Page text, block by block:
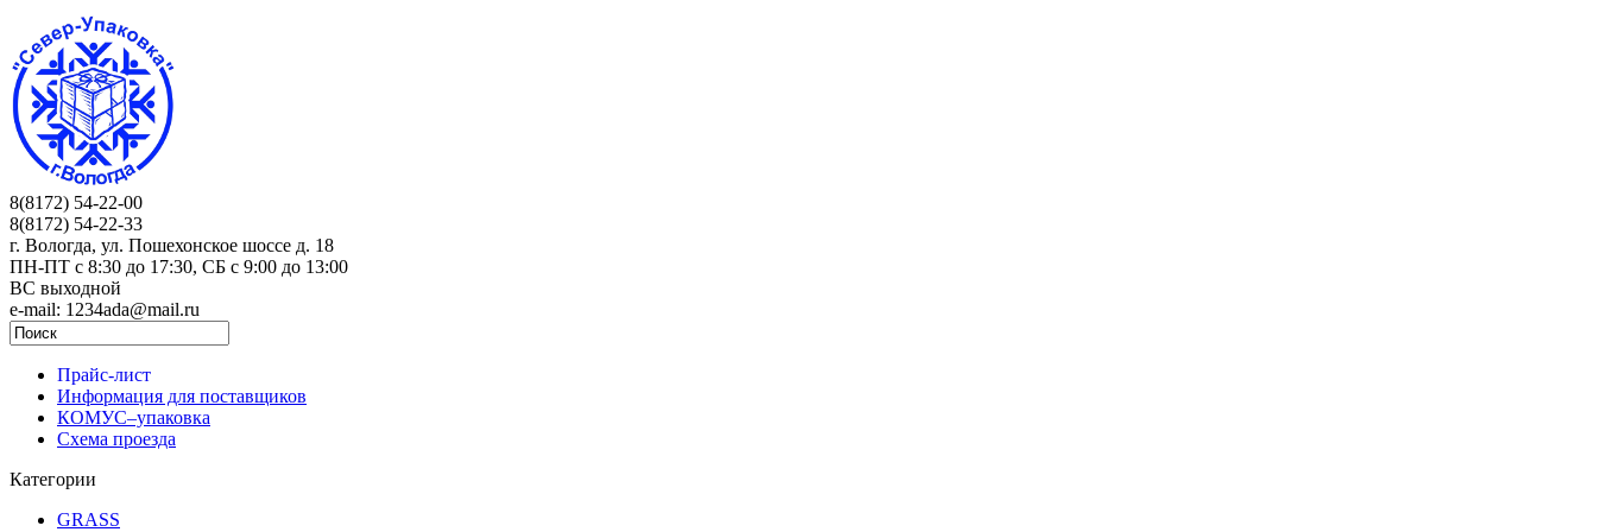
8(8172) 54-22-00
8(8172) 54-22-33
г. Вологда, ул. Пошехонское шоссе д. 18
ПН-ПТ c 8:30 до 17:30, СБ с 9:00 до 13:00
ВС выходной
e-mail: 1234ada@mail.ru
Прайс-лист
Информация для поставщиков
КОМУС–упаковка
Схема проезда
Категории
GRASS